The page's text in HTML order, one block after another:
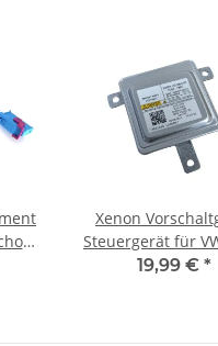
Xenon
Steuergerät für
Seat Skoda19,99 € *